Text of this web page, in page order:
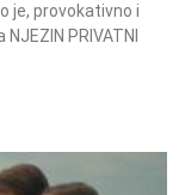
je, provokativno i
PRIVATNI